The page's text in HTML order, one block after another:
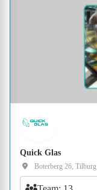
Quick Glas
Boterberg 26, Tilburg